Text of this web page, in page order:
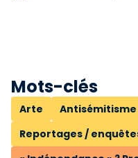
Mots-clés
Arte Antisémitisme
Reportages /